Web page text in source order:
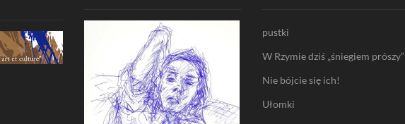
pustki
W Rzymie dziś „śniegiem prószy”
Nie bójcie się ich!
Ułomki